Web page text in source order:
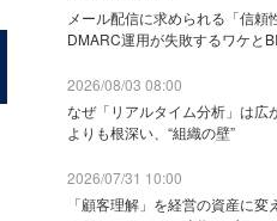
メール配信に求められる「信頼
DMARC運用が失敗するワケと
2026/08/03 08:00
なぜ「リアルタイム分析」は
よりも根深い、“組織の壁”
2026/07/31 10:00
「顧客理解」を経営の資産に